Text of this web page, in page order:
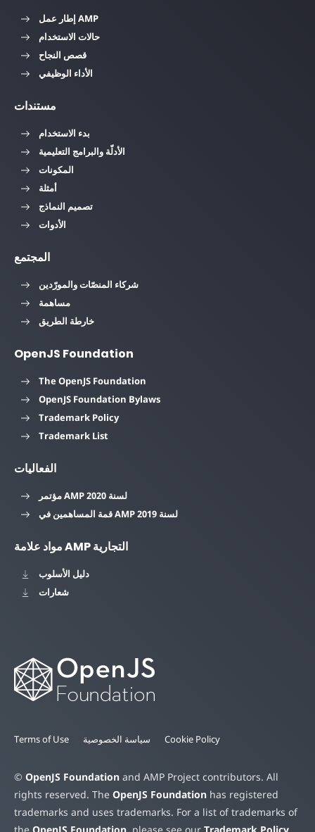
إطار عمل AMP
حالات الاستخدام
قصص النجاح
الأداء الوظيفي
مستندات
بدء الاستخدام
الأدلّة والبرامج التعليمية
المكونات
أمثلة
تصميم النماذج
الأدوات
المجتمع
شركاء المنصّات والمورّدين
مساهمة
خارطة الطريق
OpenJS Foundation
The OpenJS Foundation
OpenJS Foundation Bylaws
Trademark Policy
Trademark List
الفعاليات
مؤتمر AMP لسنة 2020
قمة المساهمين في AMP لسنة 2019
مواد علامة AMP التجارية
دليل الأسلوب
شعارات
Terms of Use سياسة الخصوصية Cookie Policy
© OpenJS Foundation and AMP Project contributors. All
rights reserved. The OpenJS Foundation has registered
trademarks and uses trademarks. For a list of trademarks of